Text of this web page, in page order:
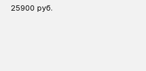
25900 руб.